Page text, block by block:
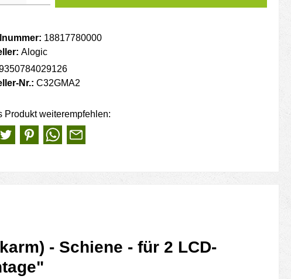
18817780000
Alogic
Nr.: C32GMA2
Produkt weiterempfehlen:
- Schiene - für 2 LCD-